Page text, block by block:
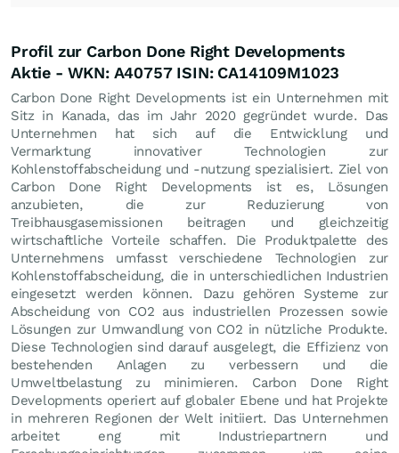
Profil zur Carbon Done Right Developments
Aktie - WKN: A40757 ISIN: CA14109M1023
Carbon Done Right Developments ist ein Unternehmen mit
Sitz in Kanada, das im Jahr 2020 gegründet wurde. Das
Unternehmen hat sich auf die Entwicklung und
Vermarktung innovativer Technologien zur
Kohlenstoffabscheidung und -nutzung spezialisiert. Ziel von
Carbon Done Right Developments ist es, Lösungen
anzubieten, die zur Reduzierung von
Treibhausgasemissionen beitragen und gleichzeitig
wirtschaftliche Vorteile schaffen. Die Produktpalette des
Unternehmens umfasst verschiedene Technologien zur
Kohlenstoffabscheidung, die in unterschiedlichen Industrien
eingesetzt werden können. Dazu gehören Systeme zur
Abscheidung von CO2 aus industriellen Prozessen sowie
Lösungen zur Umwandlung von CO2 in nützliche Produkte.
Diese Technologien sind darauf ausgelegt, die Effizienz von
bestehenden Anlagen zu verbessern und die
Umweltbelastung zu minimieren. Carbon Done Right
Developments operiert auf globaler Ebene und hat Projekte
in mehreren Regionen der Welt initiiert. Das Unternehmen
arbeitet eng mit Industriepartnern und